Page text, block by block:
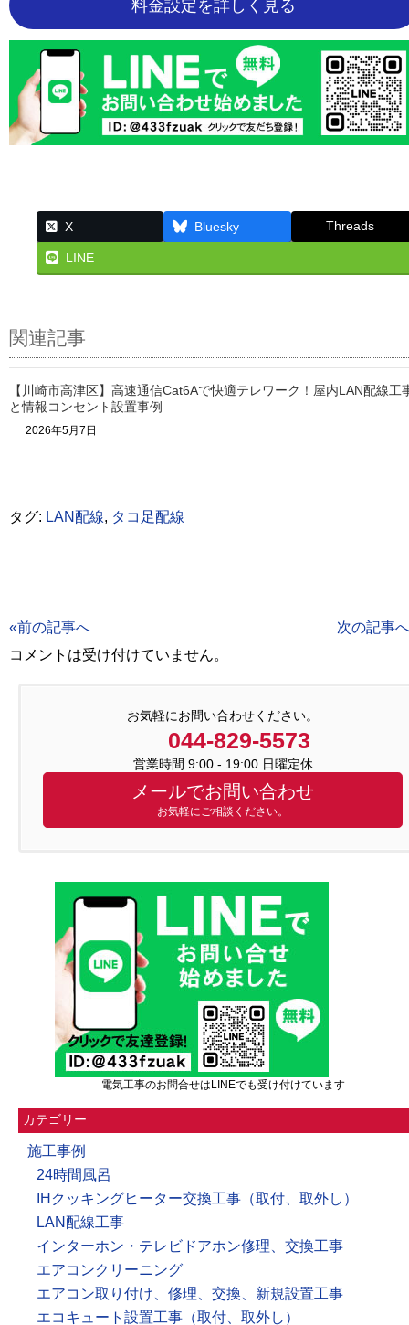
料金設定を詳しく見る
X Bluesky Threads
LINE
関連記事
【川崎市高津区】高速通信Cat6Aで快適テレワーク！屋内LAN配線工
と情報コンセント設置事例
2026年5月7日
タグ: LAN配線, タコ足配線
«前の記事へ
次の記事
コメントは受け付けていません。
お気軽にお問い合わせください。
044-829-5573
営業時間 9:00 - 19:00 日曜定休
メールでお問い合わせ
お気軽にご相談ください。
電気工事のお問合せはLINEでも受け付けています
カテゴリー
施工事例
24時間風呂
IHクッキングヒーター交換工事（取付、取外し）
LAN配線工事
インターホン・テレビドアホン修理、交換工事
エアコンクリーニング
エアコン取り付け、修理、交換、新規設置工事
エコキュート設置工事（取付、取外し）